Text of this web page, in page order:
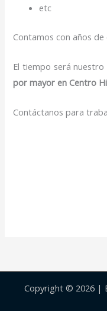
etc
Contamos con años
El tiempo será
por mayor en Centro
Contáctanos para
Copyright © 2026 |